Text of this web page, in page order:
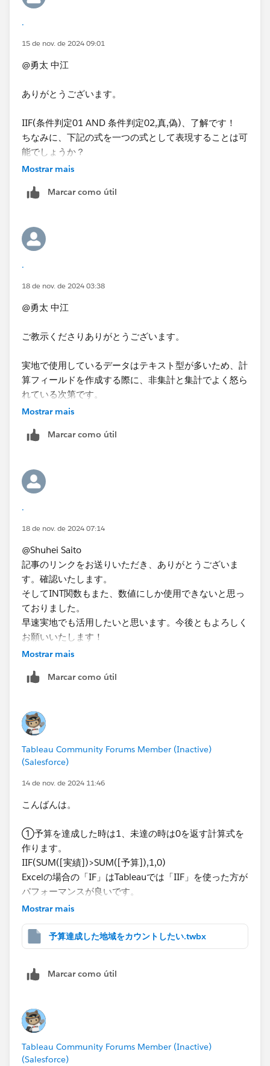
.
15 de nov. de 2024 09:01
@勇太 中江
ありがとうございます。
IIF(条件判定01 AND 条件判定02,真,偽)、了解です！
ちなみに、下記の式を一つの式として表現することは可
能でしょうか？
IIF(MIN([売上費用区分]) = '売上'
⌗予算達成なら1（費用）
IIF(MIN([売上費用区分]) = '費用'
and SUM([実績])<=SUM([予算]),1,0)
Mostrar mais
Marcar como útil
.
18 de nov. de 2024 03:38
@勇太 中江​
ご教示くださりありがとうございます。
実地で使用しているデータはテキスト型が多いため、計
算フィールドを作成する際に、非集計と集計でよく怒ら
れている次第です。
今回「集計として扱えるデータ」にする方法を学べたの
Mostrar mais
Marcar como útil
.
18 de nov. de 2024 07:14
@Shuhei Saito
記事のリンクをお送りいただき、ありがとうございま
す。確認いたします。
そしてINT関数もまた、数値にしか使用できないと思っ
ておりました。
早速実地でも活用したいと思います。今後ともよろしく
お願いいたします！
Mostrar mais
Marcar como útil
Tableau Community Forums Member (Inactive)
(Salesforce)
14 de nov. de 2024 11:46
こんばんは。
①予算を達成した時は1、未達の時は0を返す計算式を
作ります。
IIF(SUM([実績])>SUM([予算]),1,0)
Excelの場合の「IF」はTableauでは「IIF」を使った方が
パフォーマンスが良いです。
今回の場合、結果として返す1、0をその後に使わない
使わず
SUM([実績])>SUM([予算])
予算達成した地域のみに絞ります。
③[地域]フィールドを右クリックでドラッグ&ドロップ
して「個別のカウント」を選択します。
Mostrar mais
予算達成した地域をカウントしたい.twbx
Marcar como útil
Tableau Community Forums Member (Inactive)
(Salesforce)